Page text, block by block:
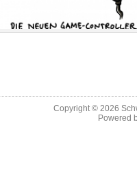
Copyright © 2026
Powered